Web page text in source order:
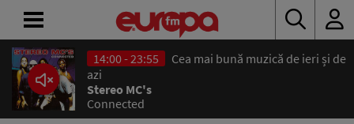
14:00 - 23:55
Cea mai bună muzică de ieri și de
azi
Stereo MC's
Connected
ACASĂ
ȘTIRI